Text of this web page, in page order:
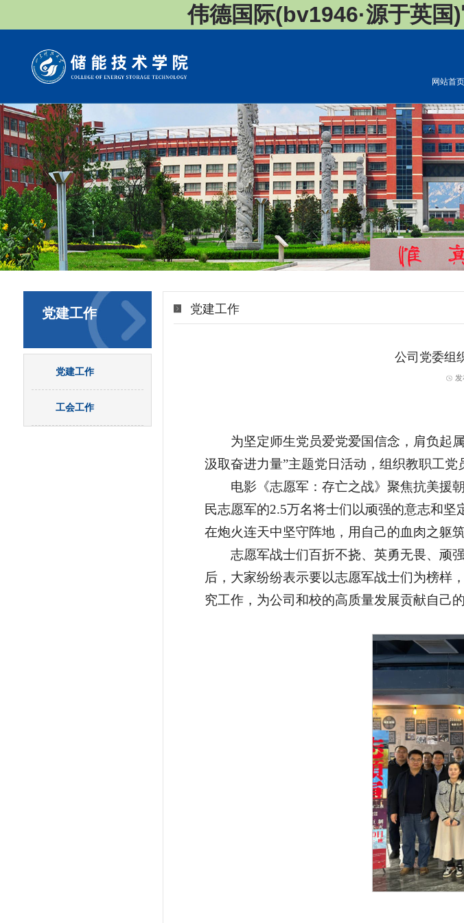
伟德国际(bv1946·源于英
网站首页
党建工作
党建工作
工会工作
党建工作
公司党委组
为坚定师生党员爱党爱国信念，肩负起
汲取奋进力量”主题党日活动，组织教职工党
电影《志愿军：存亡之战》聚焦抗美援
民志愿军的2.5万名将士们以顽强的意志和
在炮火连天中坚守阵地，用自己的血肉之躯
志愿军战士们百折不挠、英勇无畏、顽
后，大家纷纷表示要以志愿军战士们为榜样
究工作，为公司和校的高质量发展贡献自己的